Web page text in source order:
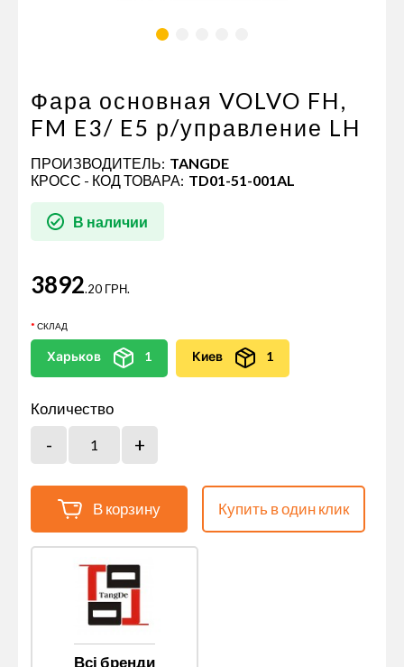
Фара основная VOLVO FH,
FM E3/ E5 р/управление LH
ПРОИЗВОДИТЕЛЬ: TANGDE
КРОСС - КОД ТОВАРА: TD01-51-001AL
В наличии
3892.20 ГРН.
СКЛАД
Харьков 1 Киев 1
Количество
В корзину Купить в один клик
Всі бренди